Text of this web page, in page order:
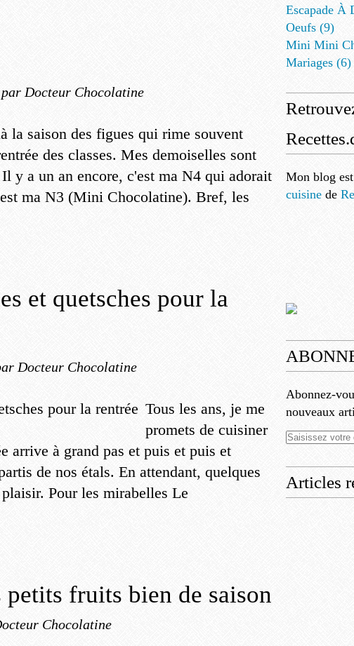
par Docteur Chocolatine
la saison des figues qui rime souvent
des classes. Mes demoiselles sont
y a un an encore, c'est ma N4 qui adorait
ma N3 (Mini Chocolatine). Bref, les
et quetsches pour la
Docteur Chocolatine
Tous les ans, je me
promets de cuisiner
arrive à grand pas et puis et puis et
de nos étals. En attendant, quelques
Pour les mirabelles Le
petits fruits bien de saison
Chocolatine
Escapade À
Oeufs (9)
Mini Mini
Mariages (6)
Mon blog est
cuisine de
Abonnez-
nouveaux
Articles